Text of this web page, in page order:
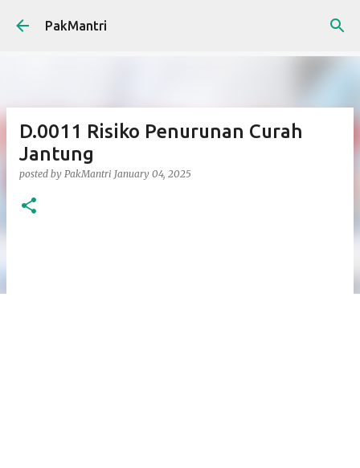
PakMantri
D.0011 Risiko Penurunan Curah
Jantung
posted by PakMantri January 04, 2025